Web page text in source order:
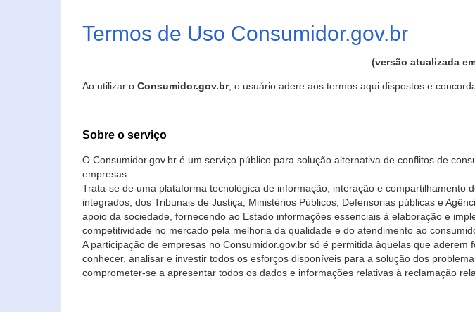
Termos de Uso Consumidor.gov.br
(versão atualizada
Ao utilizar o Consumidor.gov.br, o usuário adere aos termos aqui dispostos e
Sobre o serviço
O Consumidor.gov.br é um serviço público para solução alternativa de conflitos de
empresas.
Trata-se de uma plataforma tecnológica de informação, interação e
integrados, dos Tribunais de Justiça, Ministérios Públicos, Defensorias públicas e
apoio da sociedade, fornecendo ao Estado informações essenciais à elaboração e
competitividade no mercado pela melhoria da qualidade e do atendimento ao
A participação de empresas no Consumidor.gov.br só é permitida àquelas que
conhecer, analisar e investir todos os esforços disponíveis para a solução dos
comprometer-se a apresentar todos os dados e informações relativas à reclamação